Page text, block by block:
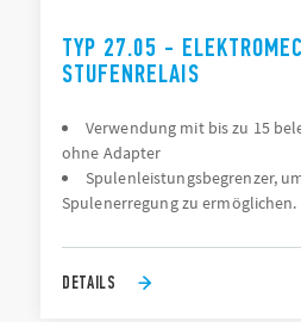
TYP 27.05 -
STUFENRELAIS
Verwendung mit bis zu 15
ohne Adapter
Spulenleistungsbegrenzer,
Spulenerregung zu ermöglichen.
DETAILS